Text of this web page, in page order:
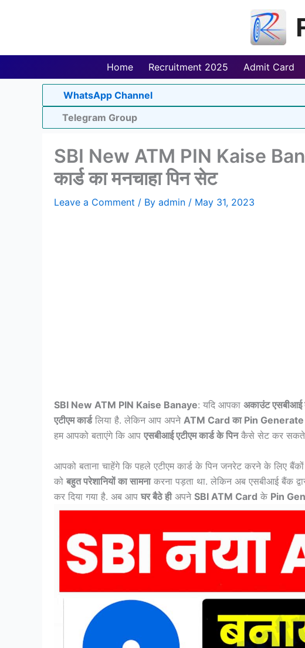
Home Recruitment 2025 Admit Card
WhatsApp Channel
Telegram Group
SBI New ATM PIN Kaise
कार्ड का मनचाहा पिन सेट
Leave a Comment / By admin / May 31, 2023
SBI New ATM PIN Kaise Banaye: यदि आपका अकाउंट एसबीआई
एटीएम कार्डलिया है. लेकिन आप अपने ATM Card का Pin Generate
हम आपको बताएंगे कि आप एसबीआई एटीएम कार्ड के पिनकैसे सेट कर सकते
आपको बताना चाहेंगे कि पहले एटीएम कार्ड के पिन जनरेट करने के लिए
को बहुत परेशानियों का सामनाकरना पड़ता था. लेकिन अब एसबीआई बैंक
कर दिया गया है. अब आप घर बैठे हीअपने SBI ATM Card के Pin